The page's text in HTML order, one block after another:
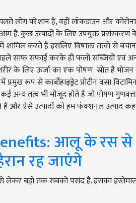
लोग परेशान हैं, वहीं लॉकडाउन और
आम है. कुछ उत्पादों के लिए उपयुक्त
में शामिल करते हैं इसलिए विषाक्त तत्वों से
साफ सफाई करके ही फलों सब्जियों एवं
के लिए ऊर्जा का एक पोषण स्रोत है भोजन
रूप से कार्बोहाइड्रेट प्रोटीन वसा
अन्य तत्व भी मौजूद होते हैं जो पोषण
हैं और ऐसे उत्पादों को हम फंक्शनल उत्पाद
आलू के रस से
रह जाएंगे
लेकर बड़ों तक सबको पसंद है. इसका